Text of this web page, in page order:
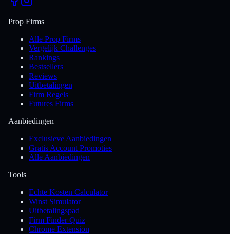
Prop Firms
Alle Prop Firms
Vergelijk Challenges
Rankings
Bestsellers
Reviews
Uitbetalingen
Firm Regels
Futures Firms
Aanbiedingen
Exclusieve Aanbiedingen
Gratis Account Promoties
Alle Aanbiedingen
Tools
Echte Kosten Calculator
Winst Simulator
Uitbetalingspad
Firm Finder Quiz
Chrome Extension